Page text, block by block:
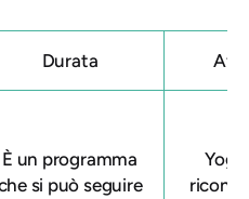
Durata
È un programma
si può seguire